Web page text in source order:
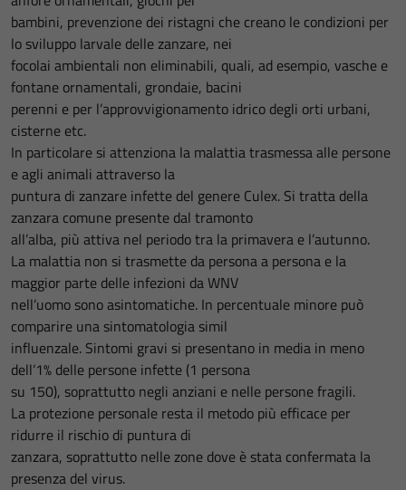
bambini, prevenzione dei ristagni che creano le condizioni per
lo sviluppo larvale delle zanzare, nei
focolai ambientali non eliminabili, quali, ad esempio, vasche e
fontane ornamentali, grondaie, bacini
perenni e per l’approvvigionamento idrico degli orti urbani,
cisterne etc.
In particolare si attenziona la malattia trasmessa alle persone
e agli animali attraverso la
puntura di zanzare infette del genere Culex. Si tratta della
zanzara comune presente dal tramonto
all’alba, più attiva nel periodo tra la primavera e l’autunno.
La malattia non si trasmette da persona a persona e la
maggior parte delle infezioni da WNV
nell’uomo sono asintomatiche. In percentuale minore può
comparire una sintomatologia simil
influenzale. Sintomi gravi si presentano in media in meno
dell’1% delle persone infette (1 persona
su 150), soprattutto negli anziani e nelle persone fragili.
La protezione personale resta il metodo più efficace per
ridurre il rischio di puntura di
zanzara, soprattutto nelle zone dove è stata confermata la
presenza del virus.